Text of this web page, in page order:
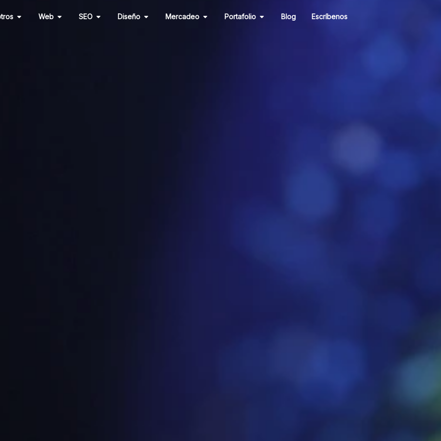
Abrir Nosotros
Web Abrir Web
SEO Abrir SEO
Diseño Abrir Diseño
Mercadeo Abrir Mercadeo
Portafolio Abrir Portafolio
Blog Escríbenos